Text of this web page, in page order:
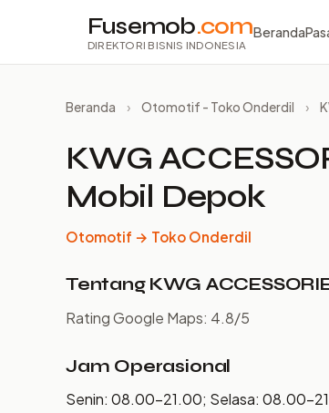
Fusemob.com
DIREKTORI BISNIS INDONESIA
Beranda
Beranda › Otomotif - Toko Onderdil ›
KWG
Mobil Depok
Otomotif → Toko Onderdil
Tentang KWG
Rating Google Maps: 4.8/5
Jam Operasional
Senin: 08.00–21.00; Selasa: